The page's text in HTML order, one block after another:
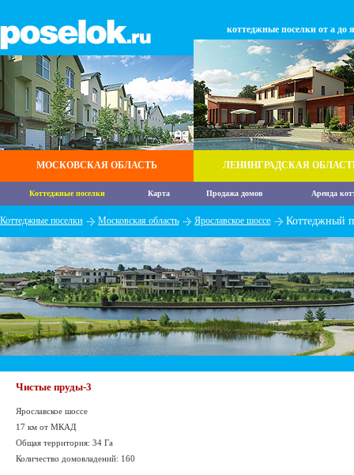
МОСКОВСКАЯ ОБЛАСТЬ
коттеджные поселки от а до я
ЛЕНИНГРАДСКАЯ
Коттеджные поселки Карта Продажа домов Аренда
Коттеджные поселки Московская область Ярославское шоссе Коттеджный
Чистые пруды-3
Ярославское шоссе
17 км от МКАД
Общая территория: 34 Га
Количество домовладений: 160